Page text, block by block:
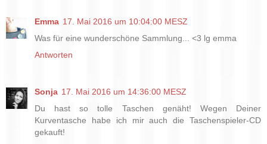
Emma 17. Mai 2016 um 10:04:00 MESZ
Was für eine wunderschöne Sammlung... <3 lg emma
Antworten
Sonja 17. Mai 2016 um 14:36:00 MESZ
Du hast so tolle Taschen genäht! Wegen Deiner
Kurventasche habe ich mir auch die Taschenspieler-CD
gekauft!